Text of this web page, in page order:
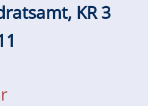
KR 3